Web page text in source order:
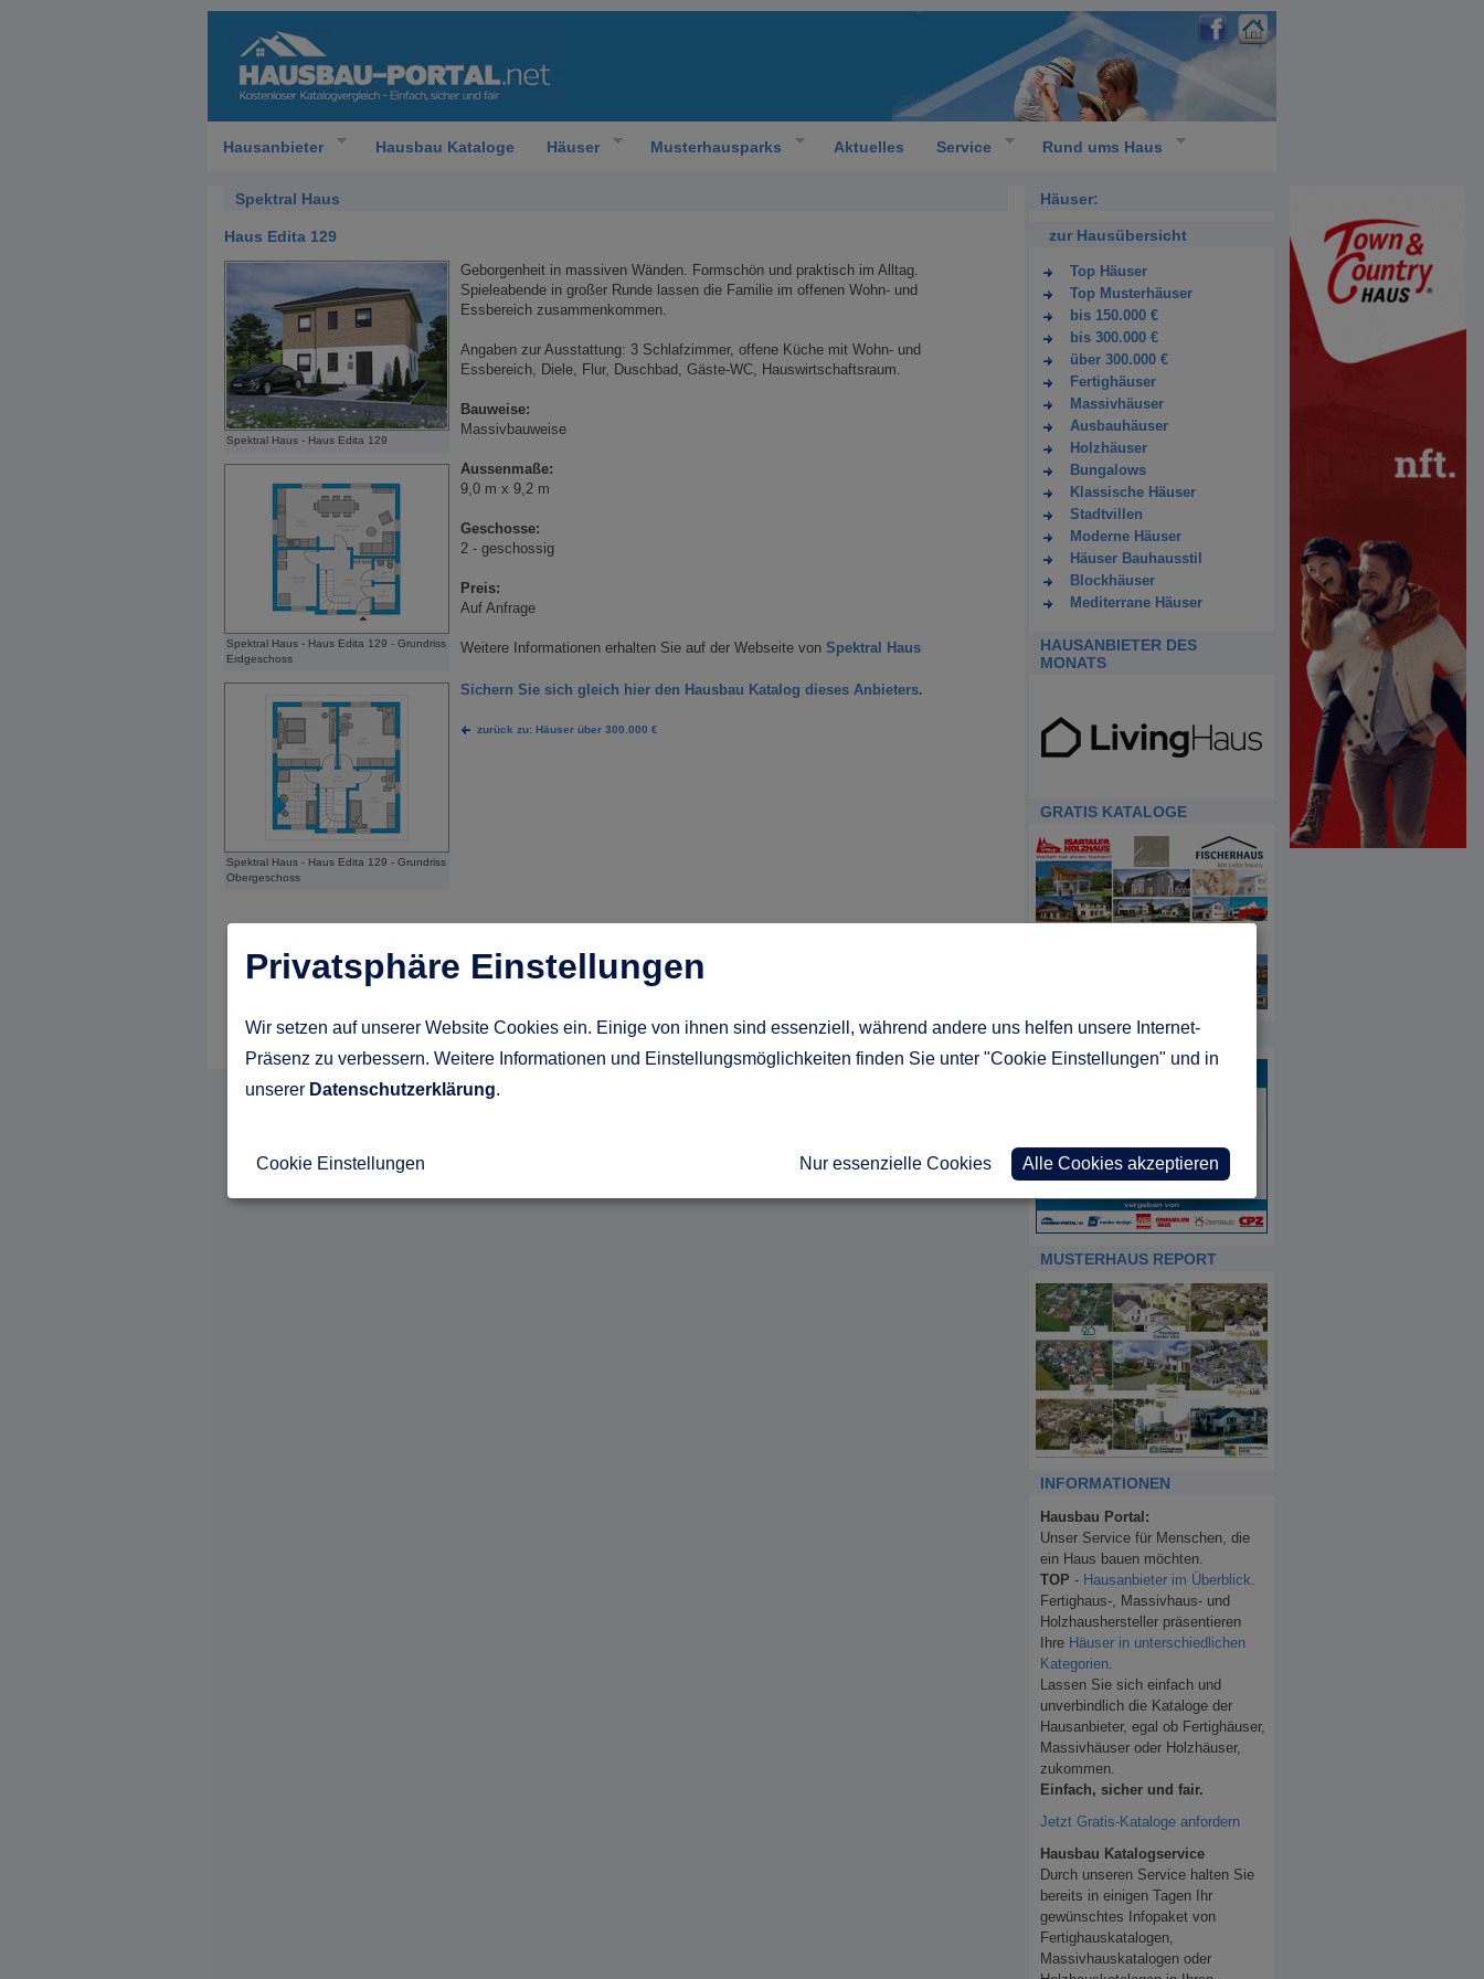
Hausanbieter Hausbau Kataloge Häuser Musterhausparks Aktuelles Service Rund ums Haus
Spektral Haus
Haus Edita 129
Spektral Haus - Haus Edita 129
Spektral Haus - Haus Edita 129 - Grundriss
Erdgeschoss
Spektral Haus - Haus Edita 129 - Grundriss
Obergeschoss
Geborgenheit in massiven Wänden. Formschön und praktisch im Alltag.
Spieleabende in großer Runde lassen die Familie im offenen Wohn- und
Essbereich zusammenkommen.
Angaben zur Ausstattung: 3 Schlafzimmer, offene Küche mit Wohn- und
Essbereich, Diele, Flur, Duschbad, Gäste-WC, Hauswirtschaftsraum.
Bauweise:
Massivbauweise
Aussenmaße:
9,0 m x 9,2 m
Geschosse:
2 - geschossig
Preis:
Auf Anfrage
Weitere Informationen erhalten Sie auf der Webseite von Spektral Haus
Sichern Sie sich gleich hier den Hausbau Katalog dieses Anbieters.
zurück zu: Häuser über 300.000 €
Häuser:
zur Hausübersicht
Top Häuser
Top Musterhäuser
bis 150.000 €
bis 300.000 €
über 300.000 €
Fertighäuser
Massivhäuser
Ausbauhäuser
Holzhäuser
Bungalows
Klassische Häuser
Stadtvillen
Moderne Häuser
Häuser Bauhausstil
Blockhäuser
Mediterrane Häuser
HAUSANBIETER DES
MONATS
GRATIS KATALOGE
HDA
MUSTERHAUS REPORT
INFORMATIONEN
Hausbau Portal:
Unser Service für Menschen, die
ein Haus bauen möchten.
TOP - Hausanbieter im Überblick
Fertighaus-, Massivhaus- und
Holzhaushersteller präsentieren
Ihre Häuser in unterschiedlichen
Kategorien
Lassen Sie sich einfach und
unverbindlich die Kataloge der
Hausanbieter, egal ob Fertighäuser,
Massivhäuser oder Holzhäuser,
zukommen.
Einfach, sicher und fair.
Jetzt Gratis-Kataloge anfordern
Hausbau Katalogservice
Durch unseren Service halten Sie
bereits in einigen Tagen Ihr
gewünschtes Infopaket von
Fertighauskatalogen,
Massivhauskatalogen oder
Privatsphäre Einstellungen
Wir setzen auf unserer Website Cookies ein. Einige von ihnen sind essenziell, während andere uns helfen unsere Internet-
Präsenz zu verbessern. Weitere Informationen und Einstellungsmöglichkeiten finden Sie unter "Cookie Einstellungen" und in
unserer Datenschutzerklärung.
Cookie Einstellungen Nur essenzielle Cookies Alle Cookies akzeptieren